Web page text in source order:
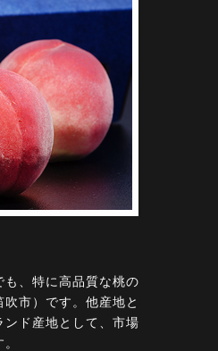
、特に高品質な桃の
市）です。他産地と
ンド産地として、市場